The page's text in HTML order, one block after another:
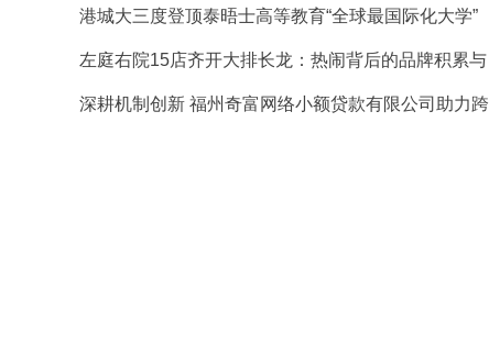
港城大三度登顶泰晤士高等教育“全球最国际化大学”
左庭右院15店齐开大排长龙：热闹背后的品牌积累与
深耕机制创新 福州奇富网络小额贷款有限公司助力跨